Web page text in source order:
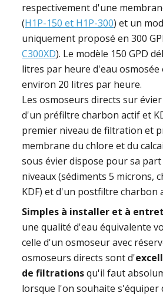
respectivement d'une
(H1P-150 et H1P-300) et un
uniquement proposé en 300
C300XD). Le modèle 150 GPD
litres par heure d'eau osmosée
environ 20 litres par heure.
Les osmoseurs directs sur
d'un préfiltre charbon actif et
premier niveau de filtration et
membrane du chlore et du
sous évier dispose pour sa
niveaux (sédiments 5 microns,
KDF) et d'un postfiltre charbon
Simples à installer et à
une qualité d'eau équivalente
celle d'un osmoseur avec
osmoseurs directs sont d'
de filtrationsqu'il faut
lorsque l'on souhaite s'équiper